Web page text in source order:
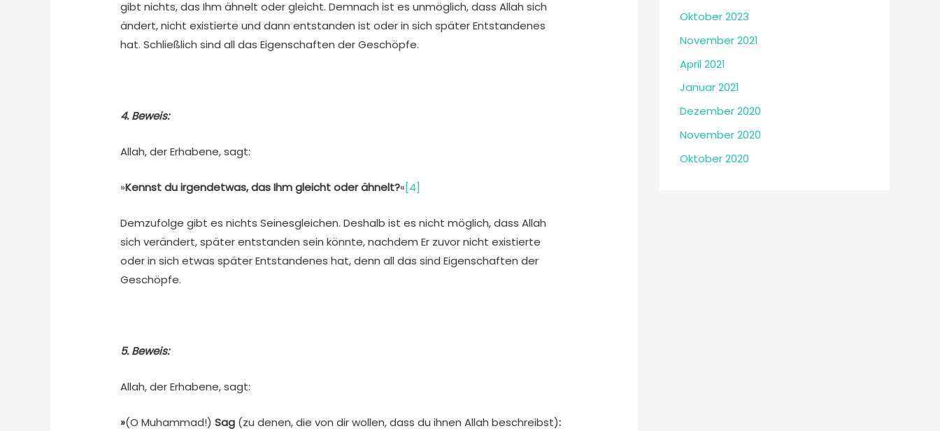
gibt nichts, das Ihm ähnelt oder gleicht. Demnach ist es unmöglich, dass Allah sich
ändert, nicht existierte und dann entstanden ist oder in sich später Entstandenes
hat. Schließlich sind all das Eigenschaften der Geschöpfe.
4. Beweis:
Allah, der Erhabene, sagt:
»Kennst du irgendetwas, das Ihm gleicht oder ähnelt?«[4]
Demzufolge gibt es nichts Seinesgleichen. Deshalb ist es nicht möglich, dass Allah
sich verändert, später entstanden sein könnte, nachdem Er zuvor nicht existierte
oder in sich etwas später Entstandenes hat, denn all das sind Eigenschaften der
Geschöpfe.
5. Beweis:
Allah, der Erhabene, sagt:
»(O Muhammad!)Sag (zu denen, die von dir wollen, dass du ihnen Allah beschreibst):
Oktober 2023
November 2021
April 2021
Januar 2021
Dezember 2020
November 2020
Oktober 2020